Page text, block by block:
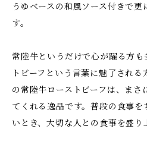
うゆベースの和風ソース付きで
す。
常陸牛というだけで心が躍る方も
トビーフという言葉に魅了され
の常陸牛ローストビーフは、まさ
てくれる逸品です。普段の食事
いとき、大切な人との食事を盛り